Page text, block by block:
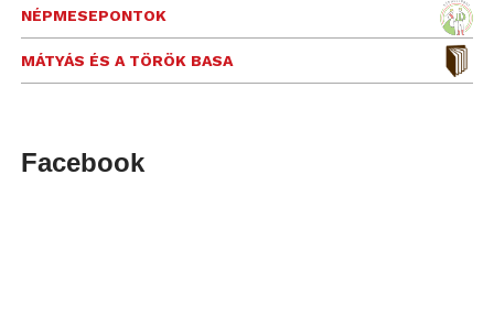
NÉPMESEPONTOK
MÁTYÁS ÉS A TÖRÖK BASA
Facebook